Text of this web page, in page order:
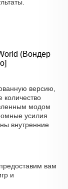
(Вондер
версию,
количество
модом
усилия
внутренние
вам
и